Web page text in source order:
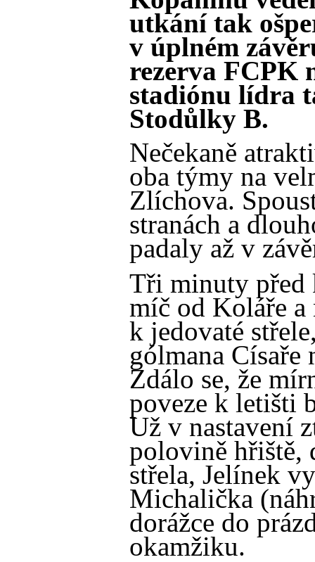
utkání tak
v úplném
rezerva FCPK
stadiónu lídra
Stodůlky B.
Nečekaně
oba týmy na
Zlíchova.
stranách a
padaly až v
Tři minuty před
míč od Koláře a
k jedovaté
gólmana Císaře
Zdálo se, že
poveze k letišti
Už v nastavení
polovině hřiště,
střela, Jelínek
Michalička
dorážce do
okamžiku.